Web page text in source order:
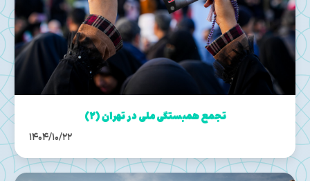
تجمع همبستگی ملی در تهران (۲)
1404/10/22